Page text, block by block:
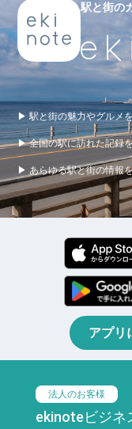
駅と街の
▶ 駅と街の魅力やグルメ
▶ 全国の駅に訪れた記録
▶ あらゆる駅と街の情報
アプリ
法人のお客様
ekinoteビジネ